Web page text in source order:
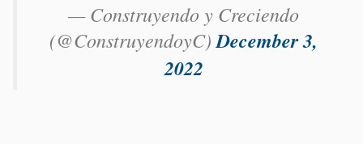
— Construyendo y Creciendo
(@ConstruyendoyC) December 3,
2022